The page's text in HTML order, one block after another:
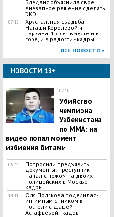
Бледанс объяснила свое
внезапное решение сделать
ЭКО
07:15
​Хрустальная свадьба
Наташи Королевой и
Тарзана: 15 лет вместе и в
горе, и в радости - кадры
ВСЕ НОВОСТИ »
НОВОСТИ 18+
07:10
Убийство
чемпиона
Узбекистана
по MMA: на
видео попал момент
избиения битами
05:44
Попросили предъявить
документы: преступник
напал с ножом на двоих
полицейских в Москве -
кадры
14:11
Оля Полякова поделилась
интимным снимком в
постели с Дашей
Астафьевой - кадры